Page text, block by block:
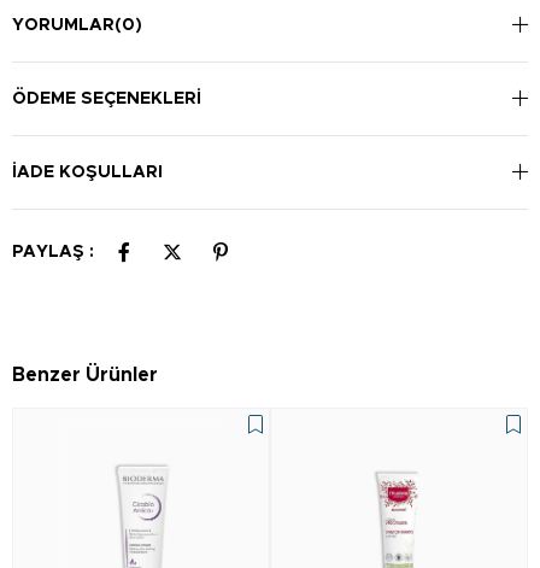
yaparak cilde yedirin.
YORUMLAR(0)
ÖDEME SEÇENEKLERI
İADE KOŞULLARI
PAYLAŞ :
Benzer Ürünler